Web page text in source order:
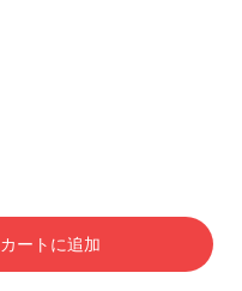
カートに追加